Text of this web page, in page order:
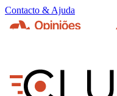
Contacto & Ajuda